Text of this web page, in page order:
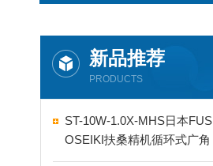
新品推荐
PRODUCTS
ST-10W-1.0X-MHS日本FUS
OSEIKI扶桑精机循环式广角
自动喷嘴